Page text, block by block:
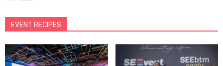
EVENT RECIPES